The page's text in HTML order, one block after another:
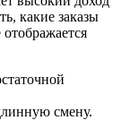
какие заказы
смену.